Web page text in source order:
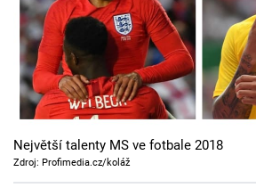
Hry
Cool Esport
Pořady
TV Program
Největší talenty MS ve fotbale 2018
Zdroj: Profimedia.cz/koláž